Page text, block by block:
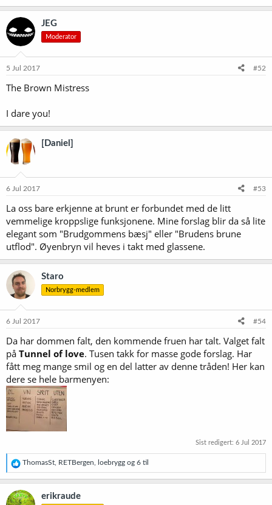
JEG
Moderator
5 Jul 2017 #52
The Brown Mistress
I dare you!
[Daniel]
6 Jul 2017 #53
La oss bare erkjenne at brunt er forbundet med de litt
vemmelige kroppslige funksjonene. Mine forslag blir da så lite
elegant som "Brudgommens bæsj" eller "Brudens brune
utflod". Øyenbryn vil heves i takt med glassene.
Staro
Norbrygg-medlem
6 Jul 2017 #54
Da har dommen falt, den kommende fruen har talt. Valget falt
på Tunnel of love. Tusen takk for masse gode forslag. Har
fått meg mange smil og en del latter av denne tråden! Her kan
dere se hele barmenyen:
Sist redigert: 6 Jul 2017
R
e
a
k
s
ThomasSt RETBergen loebrygg og 6 til
erikraude